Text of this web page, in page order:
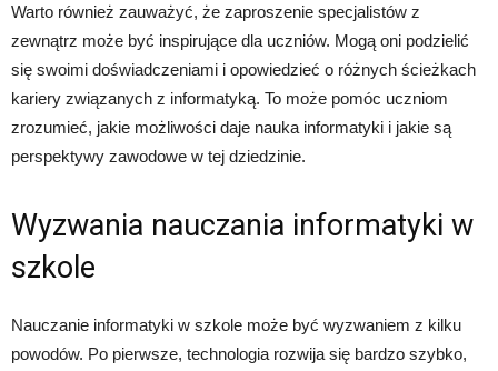
Warto również zauważyć, że zaproszenie specjalistów z
zewnątrz może być inspirujące dla uczniów. Mogą oni podzielić
się swoimi doświadczeniami i opowiedzieć o różnych ścieżkach
kariery związanych z informatyką. To może pomóc uczniom
zrozumieć, jakie możliwości daje nauka informatyki i jakie są
perspektywy zawodowe w tej dziedzinie.
Wyzwania nauczania informatyki w
szkole
Nauczanie informatyki w szkole może być wyzwaniem z kilku
powodów. Po pierwsze, technologia rozwija się bardzo szybko,